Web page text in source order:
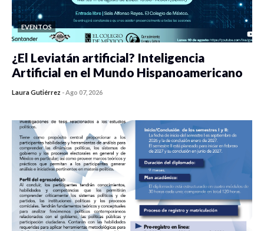
EVENTOS
¿El Leviatán artificial? Inteligencia
Artificial en el Mundo Hispanoamericano
Laura Gutiérrez -Ago 07, 2026